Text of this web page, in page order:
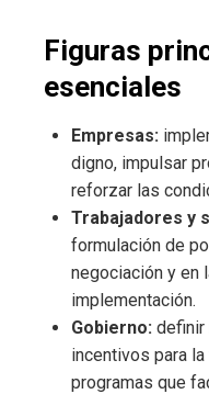
Figuras
esenciales
Empresas:
digno, impulsar
reforzar las
Trabajadores y
formulación de
negociación y en
implementación.
Gobierno: definir
incentivos para
programas que